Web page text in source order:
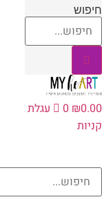
₪
0
עגלת